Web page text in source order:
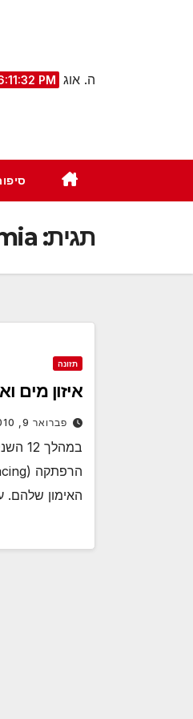
ה. אוג 6th, 2026 PM
תגית:
תזונה
איזון מים
פברואר 9, 2010
האימון